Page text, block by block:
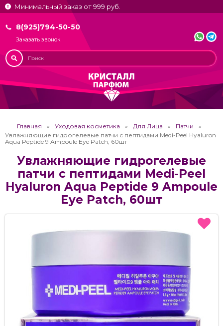
Минимальный заказ от 999 руб.
8(925)794-50-50
Заказать звонок
Главная Уходовая косметика Для Лица
Патчи
Увлажняющие гидрогелевые патчи с пептидами Medi-Peel Hyaluron
Aqua Peptide 9 Ampoule Eye Patch, 60шт
Увлажняющие гидрогелевые
патчи с пептидами Medi-Peel
Hyaluron Aqua Peptide 9 Ampoule
Eye Patch, 60шт